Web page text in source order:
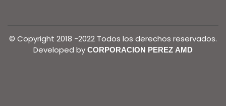
© Copyright 2018 -2022 Todos los derechos reservados.
Developed by CORPORACION PEREZ AMD